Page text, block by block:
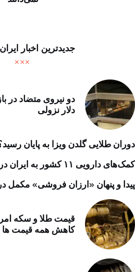
جدیدترین اخبار
دو نیروی متضاد در
دلار نزولی
دوران طلایی گلدن ویزا به پایان
کمک‌های دارویی ۱۱ کشور به ایران در دوران جنگ
پیدا و پنهان «ارزان فروشی» مکمل
کاهش همه قیمت ها